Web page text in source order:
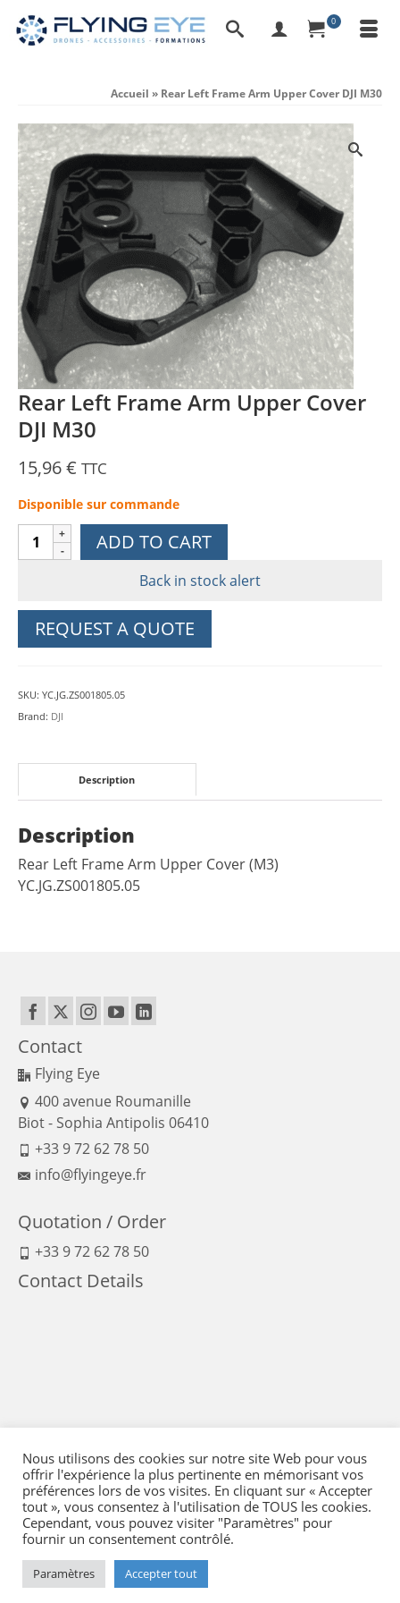
0
Accueil » Rear Left Frame Arm Upper Cover DJI M30
Rear Left Frame Arm Upper Cover
DJI M30
15,96€ TTC
Disponible sur commande
Rear
Left
Upper
Cover
quantity
ADD TO CART
Back in stock alert
REQUEST A QUOTE
SKU: YC.JG.ZS001805.05
Brand: DJI
Description
Description
Rear Left Frame Arm Upper Cover (M3)
YC.JG.ZS001805.05
Contact
Flying Eye
400 avenue Roumanille
Biot - Sophia Antipolis 06410
+33 9 72 62 78 50
info@flyingeye.fr
Quotation / Order
+33 9 72 62 78 50
Contact Details
Legal Notice-Terms of Sales-Politique de confidentialité
Delivery and return Regulation -Sitemap
Nous utilisons des cookies sur notre site Web pour vous
offrir l'expérience la plus pertinente en mémorisant vos
préférences lors de vos visites. En cliquant sur « Accepter
tout », vous consentez à l'utilisation de TOUS les cookies.
Cependant, vous pouvez visiter "Paramètres" pour
fournir un consentement contrôlé.
Paramètres Accepter tout